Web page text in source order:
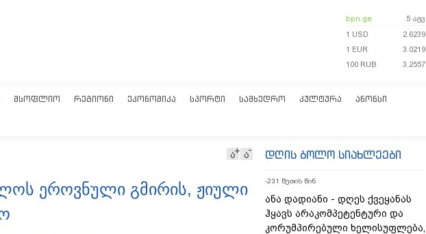
bpn.ge 5 აგვ
1 USD
2.6239
1 EUR
3.0219
100 RUB
3.2557
ᲛᲡᲝᲤᲚᲘᲝ ᲠᲔᲒᲘᲝᲜᲘ ᲔᲙᲝᲜᲝᲛᲘᲙᲐ ᲡᲞᲝᲠᲢᲘ ᲡᲐᲛᲮᲔᲓᲠᲝ ᲙᲣᲚᲢᲣᲠᲐ ᲐᲜᲝᲜᲡᲘ
ა ა
ეროვნული გმირის, ჟიული
დღის ბოლო სიახლეები
-231 წუთის წინ
ანა დადიანი - დღეს ქვეყანას
ჰყავს არაკომპეტენტური და
კორუმპირებული ხელისუფლება,